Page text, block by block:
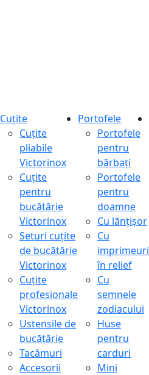
Cuțite
Cuțite
pliabile
Victorinox
Cuțite
pentru
bucătărie
Victorinox
Seturi cuțite
de bucătărie
Victorinox
Cuțite
profesionale
Victorinox
Ustensile de
bucătărie
Tacâmuri
Accesorii
Portofele
Portofele
pentru
bărbați
Portofele
pentru
doamne
Cu lănțișor
Cu
imprimeuri
în relief
Cu
semnele
zodiacului
Huse
pentru
carduri
Mini